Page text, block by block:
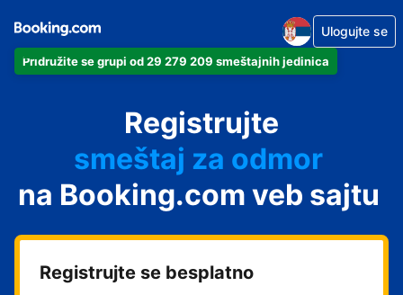
Pridružite se grupi od 29 279 209 smeštajnih jedinica
Ulogujte se
Registrujte
apartman
hotel
smeštaj za odmor
pansion
hostel
na Booking.com veb sajtu
Registrujte se besplatno